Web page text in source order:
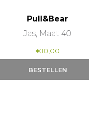
Pull&Bear
Jas, Maat 40
€10,00
BESTELLEN